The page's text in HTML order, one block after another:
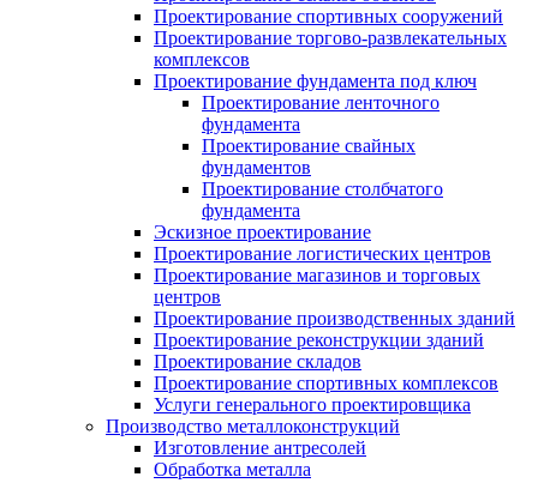
Проектирование спортивных сооружений
Проектирование торгово-развлекательных
комплексов
Проектирование фундамента под ключ
Проектирование ленточного
фундамента
Проектирование свайных
фундаментов
Проектирование столбчатого
фундамента
Эскизное проектирование
Проектирование логистических центров
Проектирование магазинов и торговых
центров
Проектирование производственных зданий
Проектирование реконструкции зданий
Проектирование складов
Проектирование спортивных комплексов
Услуги генерального проектировщика
Производство металлоконструкций
Изготовление антресолей
Обработка металла